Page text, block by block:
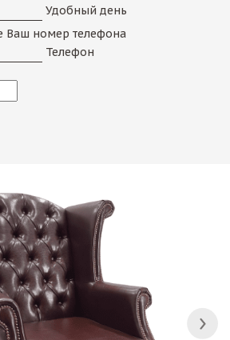
Удобный день
Ваш номер телефона
Телефон